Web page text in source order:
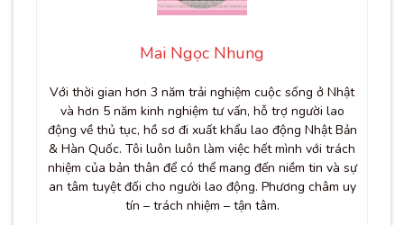
Mai Ngọc Nhung
Với thời gian hơn 3 năm trải nghiệm cuộc sống ở Nhật
và hơn 5 năm kinh nghiệm tư vấn, hỗ trợ người lao
động về thủ tục, hồ sơ đi xuất khẩu lao động Nhật Bản
& Hàn Quốc. Tôi luôn luôn làm việc hết mình với trách
nhiệm của bản thân để có thể mang đến niềm tin và sự
an tâm tuyệt đối cho người lao động. Phương châm uy
tín – trách nhiệm – tận tâm.